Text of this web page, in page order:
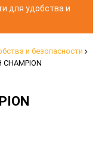
для удобства и
и безопасности